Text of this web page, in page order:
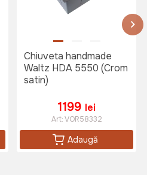
Chiuveta handmade
Waltz HDA 5550 (Crom
satin)
1199 lei
Art:VOR58332
Adaugă